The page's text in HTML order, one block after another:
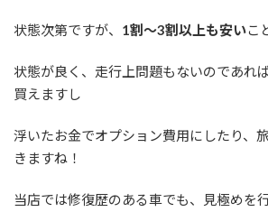
状態次第ですが、 1割～3割以上も安いこ
状態が良く、走行上問題もないのであれ
買えますし
浮いたお金でオプション費用にしたり、
きますね！
当店では修復歴のある車でも、見極めを